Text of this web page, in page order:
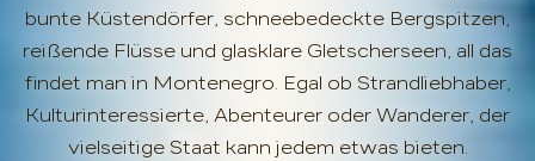
bunte Küstendörfer, schneebedeckte Bergspitzen,
reißende Flüsse und glasklare Gletscherseen, all das
findet man in Montenegro. Egal ob Strandliebhaber,
Kulturinteressierte, Abenteurer oder Wanderer, der
vielseitige Staat kann jedem etwas bieten.